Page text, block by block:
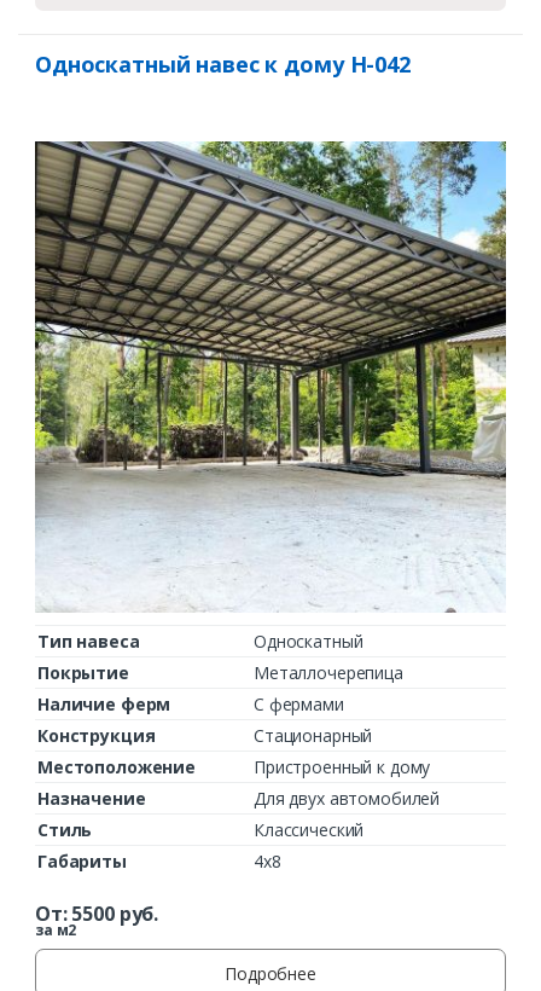
Односкатный навес к дому Н-042
Тип навеса
Односкатный
Покрытие
Металлочерепица
Наличие ферм
С фермами
Конструкция
Стационарный
Местоположение
Пристроенный к дому
Назначение
Для двух автомобилей
Стиль
Классический
Габариты
4х8
От:5500руб.
за м2
Подробнее